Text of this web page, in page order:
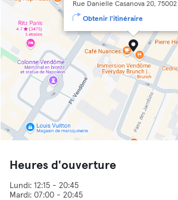
Rue Danielle Casanova 20,
Obtenir l'itinéraire
Heures d'ouverture
Lundi: 12:15 - 20:45
Mardi: 07:00 - 20:45